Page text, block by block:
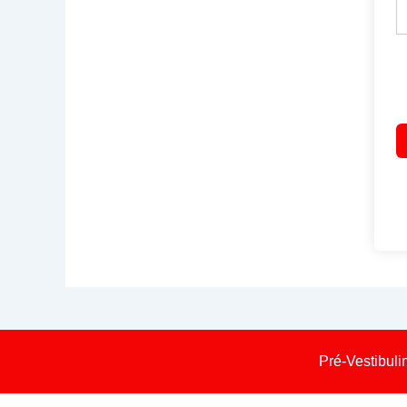
Pré-